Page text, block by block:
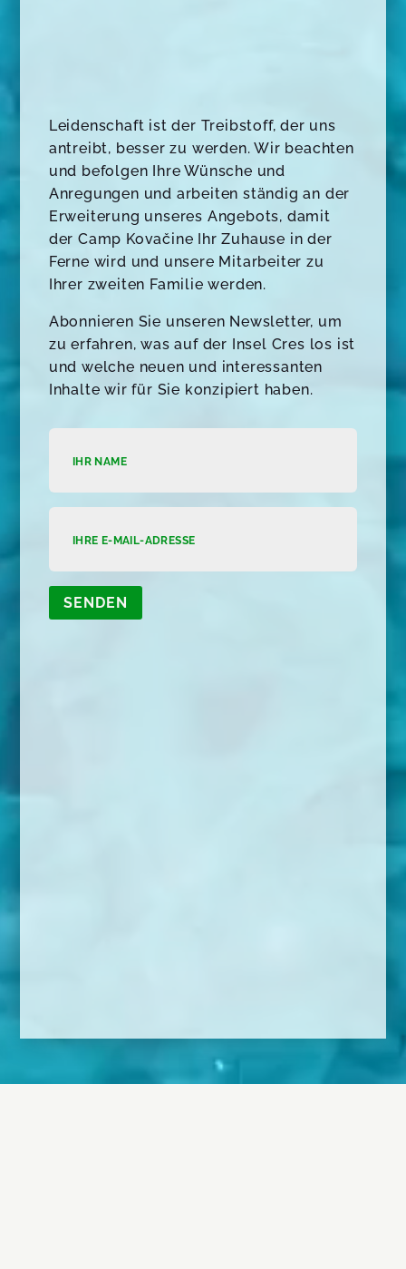
Leidenschaft ist der Treibstoff, der uns
antreibt, besser zu werden. Wir beachten
und befolgen Ihre Wünsche und
Anregungen und arbeiten ständig an der
Erweiterung unseres Angebots, damit
der Camp Kovačine Ihr Zuhause in der
Ferne wird und unsere Mitarbeiter zu
Ihrer zweiten Familie werden.
Abonnieren Sie unseren Newsletter, um
zu erfahren, was auf der Insel Cres los ist
und welche neuen und interessanten
Inhalte wir für Sie konzipiert haben.
SENDEN